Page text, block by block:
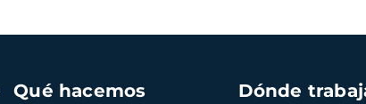
Qué hacemos Dónde